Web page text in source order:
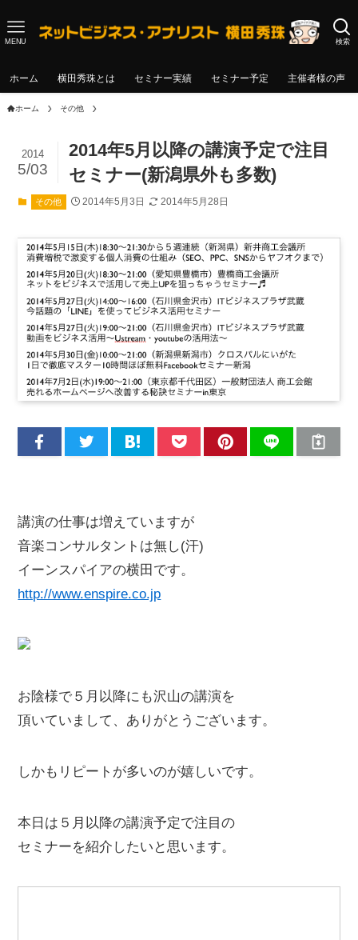
検索
MENU
ホーム 横田秀珠とは セミナー実績 セミナー予定 主催者様の声
ホーム その他
2014年5月以降の講演予定で注目
セミナー(新潟県外も多数)
2014
5/03
その他 2014年5月3日 2014年5月28日
講演の仕事は増えていますが
音楽コンサルタントは無し(汗)
イーンスパイアの横田です。
http://www.enspire.co.jp
お陰様で５月以降にも沢山の講演を
頂いていまして、ありがとうございます。
しかもリピートが多いのが嬉しいです。
本日は５月以降の講演予定で注目の
セミナーを紹介したいと思います。